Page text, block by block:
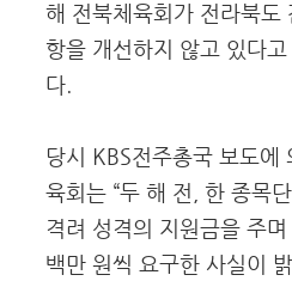
해 전북체육회가 전라북도
항을 개선하지 않고 있다
다.
당시 KBS전주총국 보도에
육회는 “두 해 전, 한 종목
격려 성격의 지원금을 주
백만 원씩 요구한 사실이